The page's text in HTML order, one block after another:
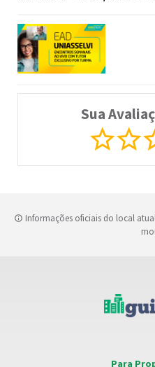
Sua
Informações oficiais do local
Para